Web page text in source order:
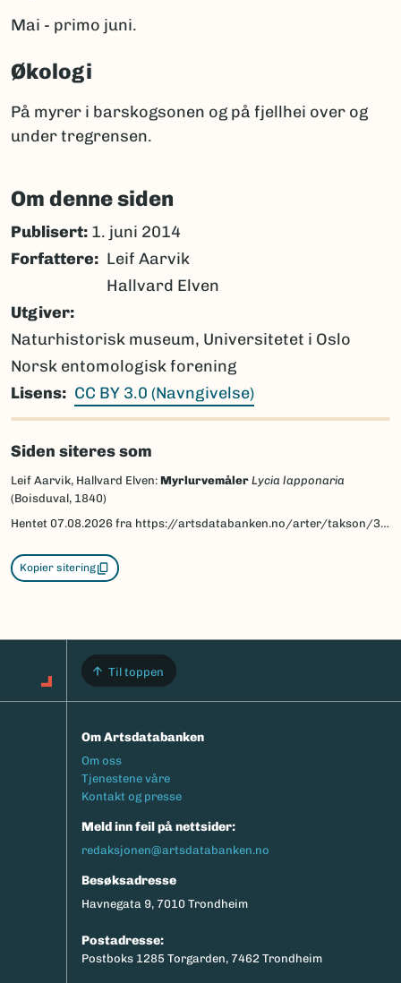
Mai - primo juni.
Økologi
På myrer i barskogsonen og på fjellhei over og
under tregrensen.
Om denne siden
Publisert: 1. juni 2014
Forfattere
Leif Aarvik
Hallvard Elven
Utgiver
Naturhistorisk museum, Universitetet i Oslo
Norsk entomologisk forening
Lisens
CC BY 3.0 (Navngivelse)
Siden siteres som
Leif Aarvik, Hallvard Elven: Myrlurvemåler Lycia lapponaria
(Boisduval, 1840)
Hentet 07.08.2026 fra https://artsdatabanken.no/arter/takson/30332/beskrivelse
Kopier sitering
Til toppen
Om Artsdatabanken
Footermeny
Om oss
Tjenestene våre
Kontakt og presse
Meld inn feil på nettsider:
redaksjonen@artsdatabanken.no
Besøksadresse
Havnegata 9, 7010 Trondheim
Postadresse:
Postboks 1285 Torgarden, 7462 Trondheim